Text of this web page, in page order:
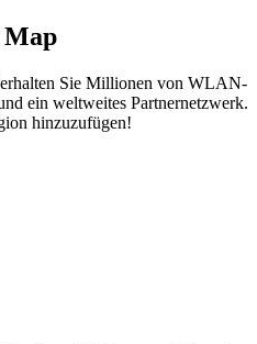
Map
Sie Millionen von WLAN-
ein weltweites Partnernetzwerk.
hinzuzufügen!